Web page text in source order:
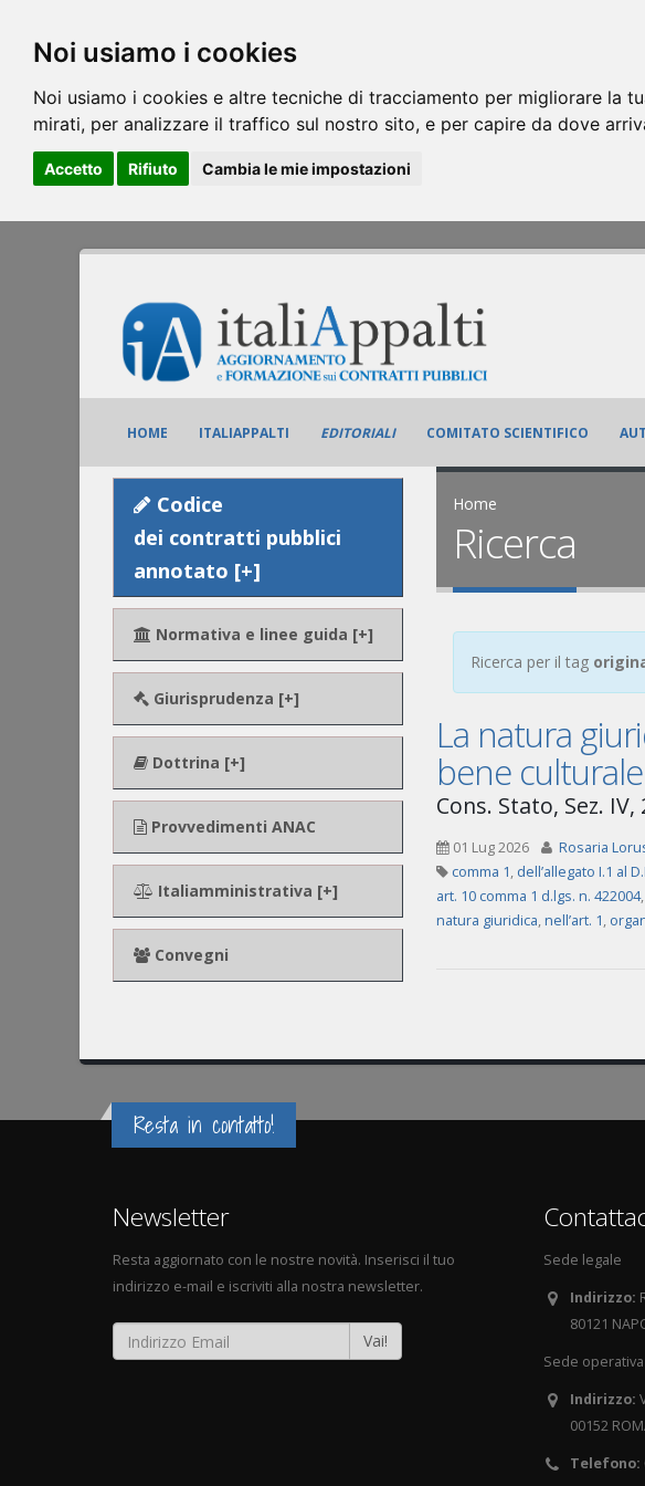
Noi usiamo i cookies
Noi usiamo i cookies e altre tecniche di tracciamento per migliorare la
mirati, per analizzare il traffico sul nostro sito, e per capire da dove
Accetto Rifiuto Cambia le mie impostazioni
HOME ITALIAPPALTI EDITORIALI COMITATO SCIENTIFICO
Codice
dei contratti pubblici
annotato [+]
Normativa e linee guida [+]
Giurisprudenza [+]
Dottrina [+]
Provvedimenti ANAC
Italiamministrativa [+]
Convegni
Home
Ricerca
Ricerca per il tag
La natura
bene
Cons. Stato, Sez.
01 Lug 2026
Rosaria
comma 1, dell’allegato I.1 al
art. 10 comma 1 d.lgs. n. 422004,
natura giuridica,nell’art. 1,
Resta in contatto!
Newsletter
Resta aggiornato con le nostre novità. Inserisci il tuo
indirizzo e-mail e iscriviti alla nostra newsletter.
Vai!
Sede legale
Indirizzo:
80121
Sede operativa
Indirizzo:
00152
Telefono: